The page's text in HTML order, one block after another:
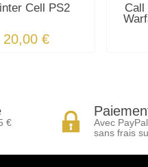
Cell PS2
20,00 €
Call
€
Avec
sans frais